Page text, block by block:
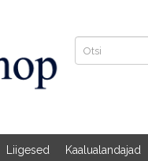
Liigesed Kaalualandajad